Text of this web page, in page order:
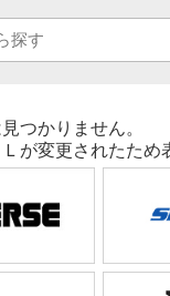
つかりません。
が変更されたため